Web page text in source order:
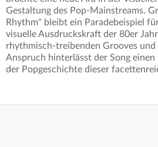
Gestaltung des Pop-Mainstreams.
Rhythm" bleibt ein Paradebeispiel
visuelle Ausdruckskraft der 80er
rhythmisch-treibenden Grooves und
Anspruch hinterlässt der Song
der Popgeschichte dieser